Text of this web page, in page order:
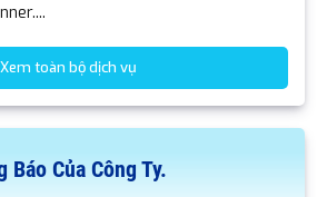
Xem toàn bộ dịch vụ
Báo Của Công Ty.